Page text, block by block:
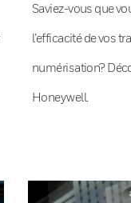
Saviez-vous que
l’efficacité de vos
numérisation?
Honeywell.